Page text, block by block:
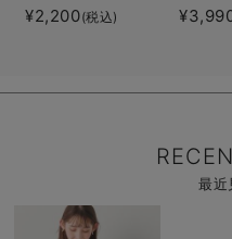
トップ 抗菌防臭
綿混モダール
¥2,200(税込)
トップ
ィ・授
最近